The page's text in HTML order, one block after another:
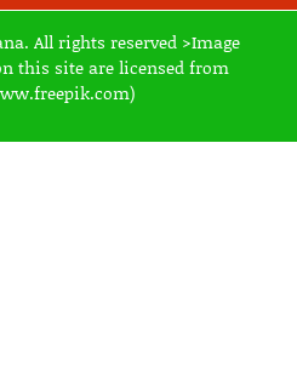
All rights reserved >Image
this site are licensed from